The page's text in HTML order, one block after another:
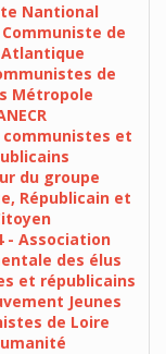
Nantional
Communiste de
de
Métropole
communistes et
du groupe
Républicain et
- Association
des élus
et républicains
Jeunes
de Loire